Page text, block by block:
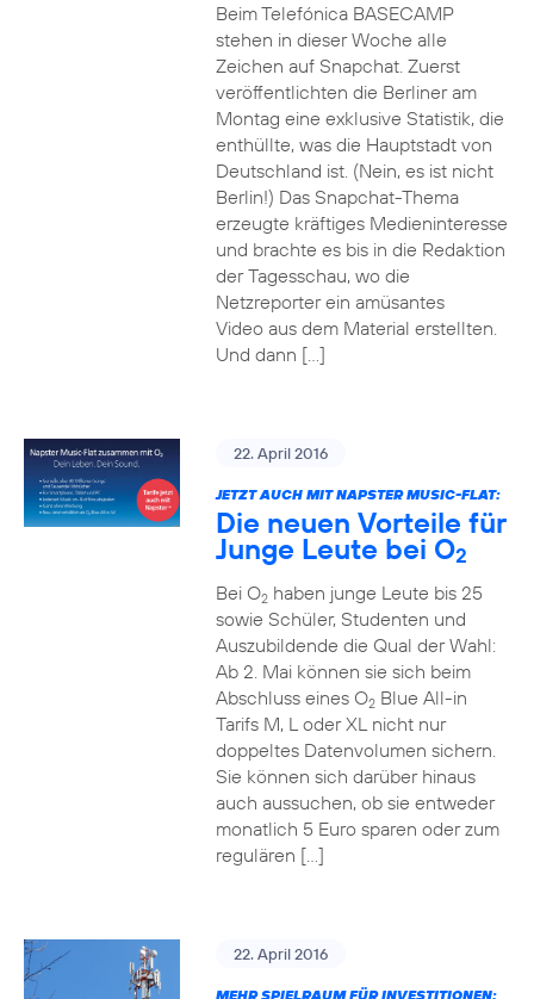
Beim Telefónica BASECAMP
stehen in dieser Woche alle
Zeichen auf Snapchat. Zuerst
veröffentlichten die Berliner am
Montag eine exklusive Statistik, die
enthüllte, was die Hauptstadt von
Deutschland ist. (Nein, es ist nicht
Berlin!) Das Snapchat-Thema
erzeugte kräftiges Medieninteresse
und brachte es bis in die Redaktion
der Tagesschau, wo die
Netzreporter ein amüsantes
Video aus dem Material erstellten.
Und dann […]
22. April 2016
JETZT AUCH MIT NAPSTER MUSIC-FLAT:
Die neuen Vorteile für
Junge Leute bei O2
Bei O2haben junge Leute bis 25
sowie Schüler, Studenten und
Auszubildende die Qual der Wahl:
Ab 2. Mai können sie sich beim
Abschluss eines O2Blue All-in
Tarifs M, L oder XL nicht nur
doppeltes Datenvolumen sichern.
Sie können sich darüber hinaus
auch aussuchen, ob sie entweder
monatlich 5 Euro sparen oder zum
regulären […]
22. April 2016
MEHR SPIELRAUM FÜR INVESTITIONEN: